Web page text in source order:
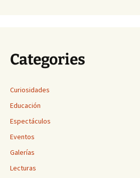
Categories
Curiosidades
Educación
Espectáculos
Eventos
Galerías
Lecturas